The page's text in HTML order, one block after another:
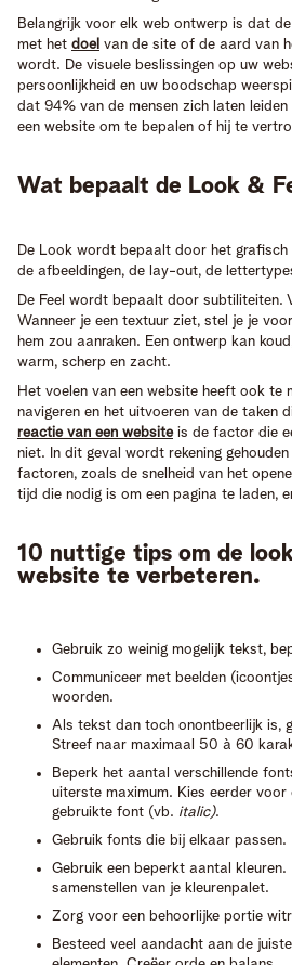
Belangrijk voor elk web ontwerp is dat
met het doel van de site of de aard van
wordt. De visuele beslissingen op uw
persoonlijkheid en uw boodschap
dat 94% van de mensen zich laten
een website om te bepalen of hij te
Wat bepaalt de Look &
De Look wordt bepaalt door het
de afbeeldingen, de lay-out, de
De Feel wordt bepaalt door subtiliteiten.
Wanneer je een textuur ziet, stel je je
hem zou aanraken. Een ontwerp kan
warm, scherp en zacht.
Het voelen van een website heeft ook te
navigeren en het uitvoeren van de taken
reactie van een websiteis de factor die
niet. In dit geval wordt rekening
factoren, zoals de snelheid van het
tijd die nodig is om een ​​pagina te laden,
10 nuttige tips om de
website te verbeteren.
Gebruik zo weinig mogelijk tekst,
Communiceer met beelden
woorden.
Als tekst dan toch onontbeerlijk is,
Streef naar maximaal 50 à 60
Beperk het aantal verschillende
uiterste maximum. Kies eerder voor
gebruikte font (vb. italic).
Gebruik fonts die bij elkaar passen.
Gebruik een beperkt aantal
samenstellen van je kleurenpalet.
Zorg voor een behoorlijke portie
Besteed veel aandacht aan de